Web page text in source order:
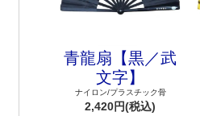
青龍扇【黒／武
文字】
ナイロン/プラスチック骨
2,420円(税込)